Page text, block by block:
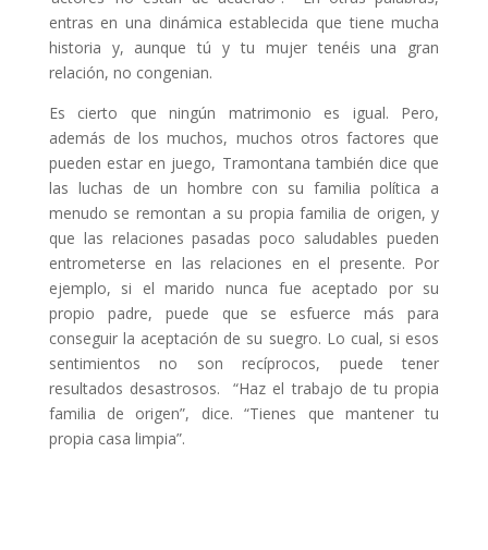
entras en una dinámica establecida que tiene mucha
historia y, aunque tú y tu mujer tenéis una gran
relación, no congenian.
Es cierto que ningún matrimonio es igual. Pero,
además de los muchos, muchos otros factores que
pueden estar en juego, Tramontana también dice que
las luchas de un hombre con su familia política a
menudo se remontan a su propia familia de origen, y
que las relaciones pasadas poco saludables pueden
entrometerse en las relaciones en el presente. Por
ejemplo, si el marido nunca fue aceptado por su
propio padre, puede que se esfuerce más para
conseguir la aceptación de su suegro. Lo cual, si esos
sentimientos no son recíprocos, puede tener
resultados desastrosos. “Haz el trabajo de tu propia
familia de origen”, dice. “Tienes que mantener tu
propia casa limpia”.